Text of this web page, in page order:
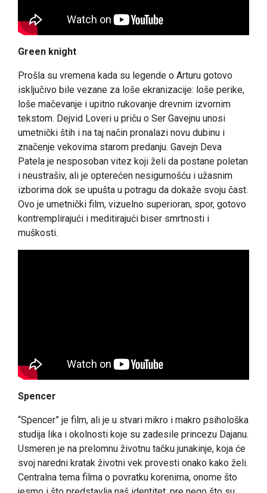
Green knight
Prošla su vremena kada su legende o Arturu gotovo
isključivo bile vezane za loše ekranizacije: loše perike,
loše mačevanje i upitno rukovanje drevnim izvornim
tekstom. Dejvid Loveri u priču o Ser Gavejnu unosi
umetnički štih i na taj način pronalazi novu dubinu i
značenje vekovima starom predanju. Gavejn Deva
Patela je nesposoban vitez koji želi da postane poletan
i neustrašiv, ali je opterećen nesigurnošću i užasnim
izborima dok se upušta u potragu da dokaže svoju čast.
Ovo je umetnički film, vizuelno superioran, spor, gotovo
kontremplirajući i meditirajući biser smrtnosti i
muškosti.
Spencer
“Spencer” je film, ali je u stvari mikro i makro psihološka
studija lika i okolnosti koje su zadesile princezu Dajanu.
Usmeren je na prelomnu životnu tačku junakinje, koja će
svoj naredni kratak životni vek provesti onako kako želi.
Centralna tema filma o povratku korenima, onome što